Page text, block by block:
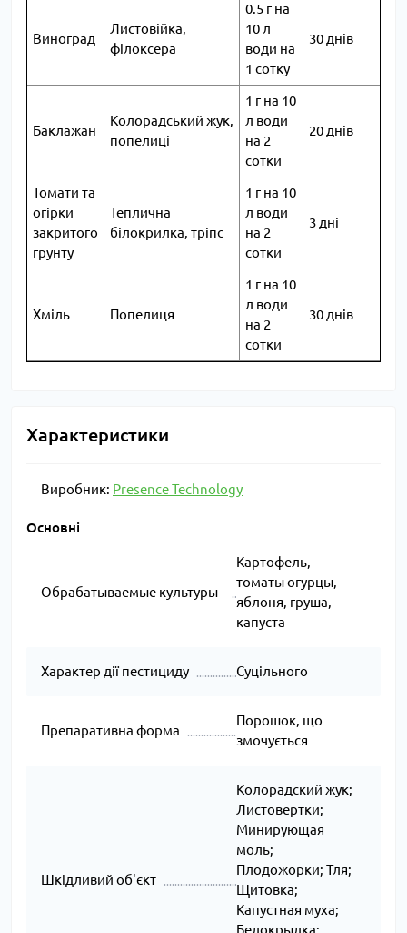
Виноград
Листовійка,
філоксера
0.5 г на
10 л
води на
1 сотку
30 днів
Баклажан
Колорадський жук,
попелиці
1 г на 10
л води
на 2
сотки
20 днів
Томати та
огірки
закритого
грунту
Теплична
білокрилка, тріпс
1 г на 10
л води
на 2
сотки
3 дні
Хміль Попелиця
1 г на 10
л води
на 2
сотки
30 днів
Характеристики
Виробник: Presence Technology
Основні
Обрабатываемые культуры -
Картофель,
томаты огурцы,
яблоня, груша,
капуста
Характер дії пестициду Суцільного
Препаративна форма
Порошок, що
змочується
Шкідливий об'єкт
Колорадский жук;
Листовертки;
Минирующая
моль;
Плодожорки; Тля;
Щитовка;
Капустная муха;